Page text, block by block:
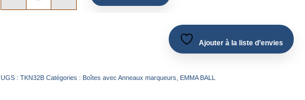
Ajouter à la liste d’envies
UGS : TKN32B Catégories : Boîtes avec Anneaux marqueurs EMMA BALL